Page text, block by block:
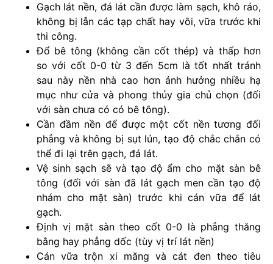
Gạch lát nền, đá lát cần được làm sạch, khô ráo,
không bị lẫn các tạp chất hay vôi, vữa trước khi
thi công.
Đổ bê tông (không cần cốt thép) và thấp hơn
so với cốt 0-0 từ 3 đến 5cm là tốt nhất tránh
sau này nền nhà cao hơn ảnh hưởng nhiều hạ
mục như cửa và phong thủy gia chủ chọn (đối
với sàn chưa có có bê tông).
Cần đầm nền để được một cốt nền tương đối
phẳng và không bị sụt lún, tạo độ chắc chắn có
thể đi lại trên gạch, đá lát.
Vệ sinh sạch sẽ và tạo độ ẩm cho mặt sàn bê
tông (đối với sàn đã lát gạch men cần tạo độ
nhám cho mặt sàn) trước khi cán vữa để lát
gạch.
Định vị mặt sàn theo cốt 0-0 là phẳng thăng
bằng hay phẳng dốc (tùy vị trí lát nền)
Cán vữa trộn xi măng và cát đen theo tiêu